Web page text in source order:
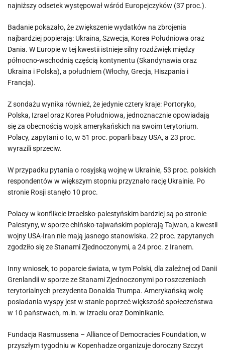
najniższy odsetek występował wśród Europejczyków (37 proc.).
Badanie pokazało, że zwiększenie wydatków na zbrojenia
najbardziej popierają: Ukraina, Szwecja, Korea Południowa oraz
Dania. W Europie w tej kwestii istnieje silny rozdźwięk między
północno-wschodnią częścią kontynentu (Skandynawia oraz
Ukraina i Polska), a południem (Włochy, Grecja, Hiszpania i
Francja).
Z sondażu wynika również, że jedynie cztery kraje: Portoryko,
Polska, Izrael oraz Korea Południowa, jednoznacznie opowiadają
się za obecnością wojsk amerykańskich na swoim terytorium.
Polacy, zapytani o to, w 51 proc. poparli bazy USA, a 23 proc.
wyrazili sprzeciw.
W przypadku pytania o rosyjską wojnę w Ukrainie, 53 proc. polskich
respondentów w większym stopniu przyznało rację Ukrainie. Po
stronie Rosji stanęło 10 proc.
Polacy w konflikcie izraelsko-palestyńskim bardziej są po stronie
Palestyny, w sporze chińsko-tajwańskim popierają Tajwan, a kwestii
wojny USA-Iran nie mają jasnego stanowiska. 22 proc. zapytanych
zgodziło się ze Stanami Zjednoczonymi, a 24 proc. z Iranem.
Inny wniosek, to poparcie świata, w tym Polski, dla zależnej od Danii
Grenlandii w sporze ze Stanami Zjednoczonymi po roszczeniach
terytorialnych prezydenta Donalda Trumpa. Amerykańską wolę
posiadania wyspy jest w stanie poprzeć większość społeczeństwa
w 10 państwach, m.in. w Izraelu oraz Dominikanie.
Fundacja Rasmussena – Alliance of Democracies Foundation, w
przyszłym tygodniu w Kopenhadze organizuje doroczny Szczyt